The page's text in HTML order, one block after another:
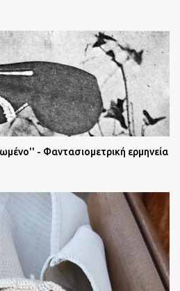
- Φαντασιομετρική ερμηνεία